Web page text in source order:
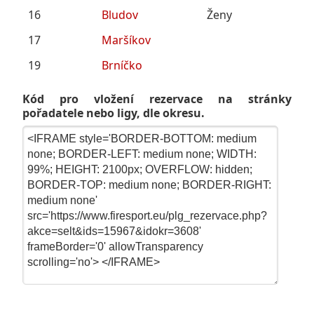
16
Bludov
Ženy
17
Maršíkov
19
Brníčko
Kód pro vložení rezervace na stránky
pořadatele nebo ligy, dle okresu.